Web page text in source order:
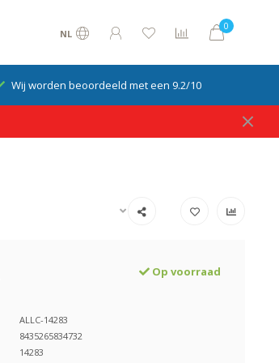
NL
0
Wij worden beoordeeld met een 9.2/10
Op voorraad
ALLC-14283
8435265834732
14283